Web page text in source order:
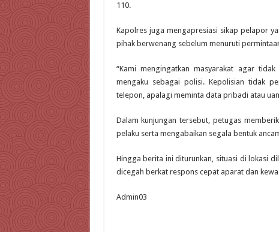
110.
Kapolres juga mengapresiasi sikap pelapor
pihak berwenang sebelum menuruti
“Kami mengingatkan masyarakat agar
mengaku sebagai polisi. Kepolisian tidak
telepon, apalagi meminta data pribadi atau
Dalam kunjungan tersebut, petugas
pelaku serta mengabaikan segala bentuk
Hingga berita ini diturunkan, situasi di lokasi
dicegah berkat respons cepat aparat dan
Admin03